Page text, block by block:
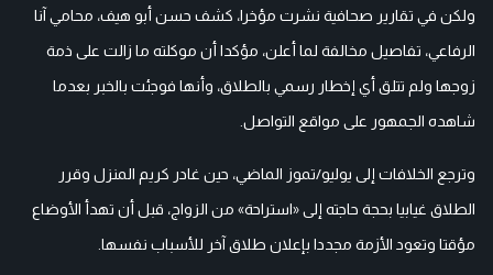
ولكن في تقارير صحافية نشرت مؤخرا، كشف حسن أبو هيف، محامي آنا
الرفاعي، تفاصيل مخالفة لما أعلن، مؤكدا أن موكلته ما زالت على ذمة
زوجها ولم تتلق أي إخطار رسمي بالطلاق، وأنها فوجئت بالخبر بعدما
شاهده الجمهور على مواقع التواصل.
وترجع الخلافات إلى يوليو/تموز الماضي، حين غادر كريم المنزل وقرر
الطلاق غيابيا بحجة حاجته إلى «استراحة» من الزواج، قبل أن تهدأ الأوضاع
مؤقتا وتعود الأزمة مجددا بإعلان طلاق آخر للأسباب نفسها.